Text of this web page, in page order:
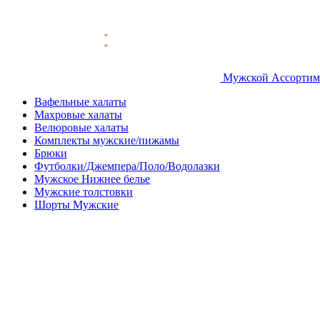
Мужской
Вафельные халаты
Махровые халаты
Велюровые халаты
Комплекты мужские/пижамы
Брюки
Футболки/Джемпера/Поло/Водолазки
Мужское Нижнее белье
Мужские толстовки
Шорты Мужские